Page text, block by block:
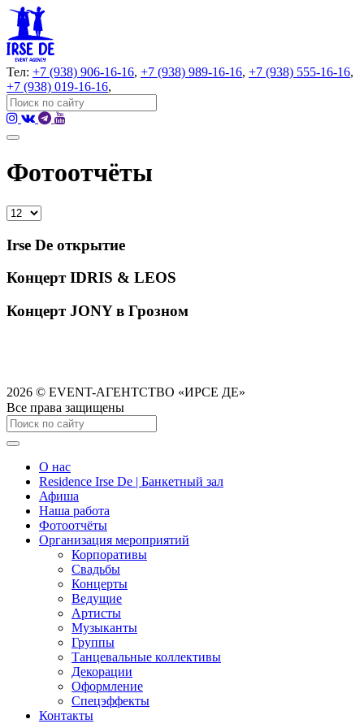
Тел: +7 (938) 906-16-16, +7 (938) 989-16-16, +7 (938) 555-16-16,
+7 (938) 019-16-16,
Фотоотчёты
Irse De открытие
Концерт IDRIS & LEOS
Концерт JONY в Грозном
2026 © EVENT-АГЕНТСТВО «ИРСЕ ДЕ»
Все права защищены
О нас
Residence Irse De | Банкетный зал
Афиша
Наша работа
Фотоотчёты
Организация мероприятий
Корпоративы
Свадьбы
Концерты
Ведущие
Артисты
Музыканты
Группы
Танцевальные коллективы
Декорации
Оформление
Спецэффекты
Контакты